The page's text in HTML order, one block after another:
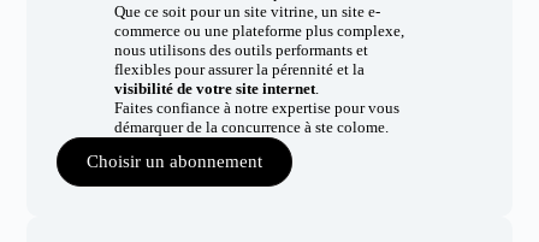
Que ce soit pour un site vitrine, un site e-
commerce ou une plateforme plus complexe,
nous utilisons des outils performants et
flexibles pour assurer la pérennité et la
visibilité de votre site internet.
Faites confiance à notre expertise pour vous
démarquer de la concurrence à ste colome.
Choisir un abonnement